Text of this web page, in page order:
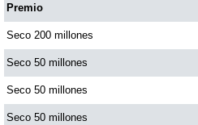
Culona noche
Dorado Mañana
Premio
Seco 200 millones
Seco 50 millones
Seco 50 millones
Seco 50 millones